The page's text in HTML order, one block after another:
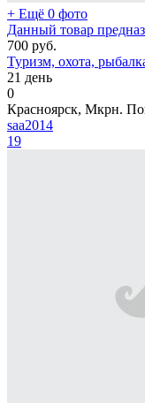
+ Ещё 0 фото
Данный товар
700 руб.
Туризм, охота,
21 день
0
Красноярск, Мкрн.
saa2014
19